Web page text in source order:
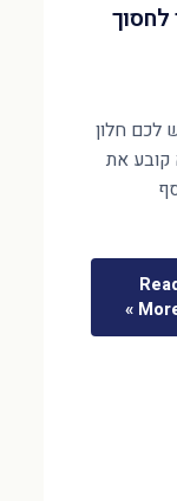
– איך לחסוך
אחרי גיל 55? יש לכם חלון
קובע את
More